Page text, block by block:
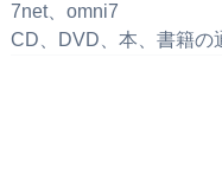
7net、omni7
CD、DVD、本、書籍の